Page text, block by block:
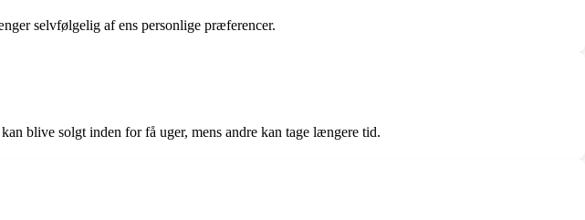
selvfølgelig af ens personlige præferencer.
blive solgt inden for få uger, mens andre kan tage længere tid.